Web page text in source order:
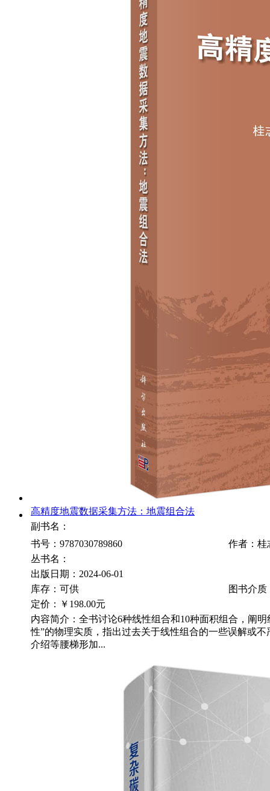
高精度地震数据采集方法：地震组合法
副书名：
书号：9787030789860
作者：桂
丛书名：
出版日期：2024-06-01
库存：可供
图书介质
定价：
￥198.00元
内容简介：全书讨论6种线性组合和10种面积组合，阐明
性”的物理实质，指出过去关于线性组合的一些误解或
介绍等腰梯形加...